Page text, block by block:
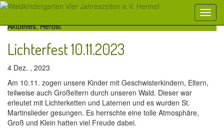
Aktuelles,Herbst
Lichterfest 10.11.2023
4 Dez. , 2023
Am 10.11. zogen unsere Kinder mit Geschwisterkindern, Eltern,
teilweise auch Großeltern durch unseren Wald. Dieser war
erleutet mit Lichterketten und Laternen und es wurden St.
Martinslieder gesungen. Es herrschte eine tolle Atmosphäre,
Groß und Klein hatten viel Freude dabei.